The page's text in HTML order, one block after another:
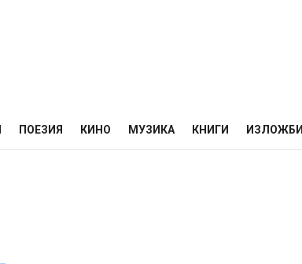
ПОЕЗИЯ КИНО МУЗИКА КНИГИ ИЗЛОЖБИ